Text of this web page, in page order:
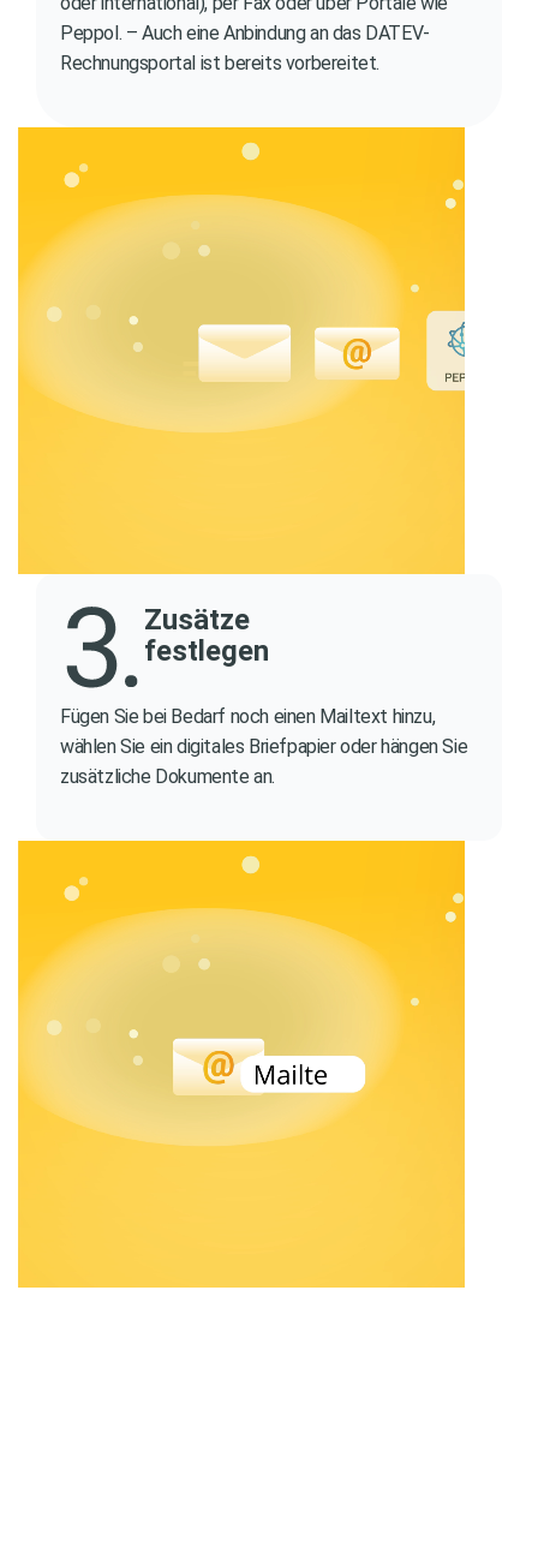
Peppol. – Auch eine Anbindung an das DATEV-
Rechnungsportal ist bereits vorbereitet.
Zusätze
festlegen
Fügen Sie bei Bedarf noch einen Mailtext hinzu,
wählen Sie ein digitales Briefpapier oder hängen Sie
zusätzliche Dokumente an.